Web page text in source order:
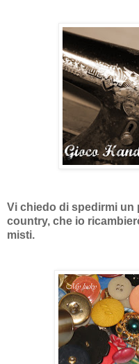
Vi chiedo di spedirmi un
country, che io
misti.